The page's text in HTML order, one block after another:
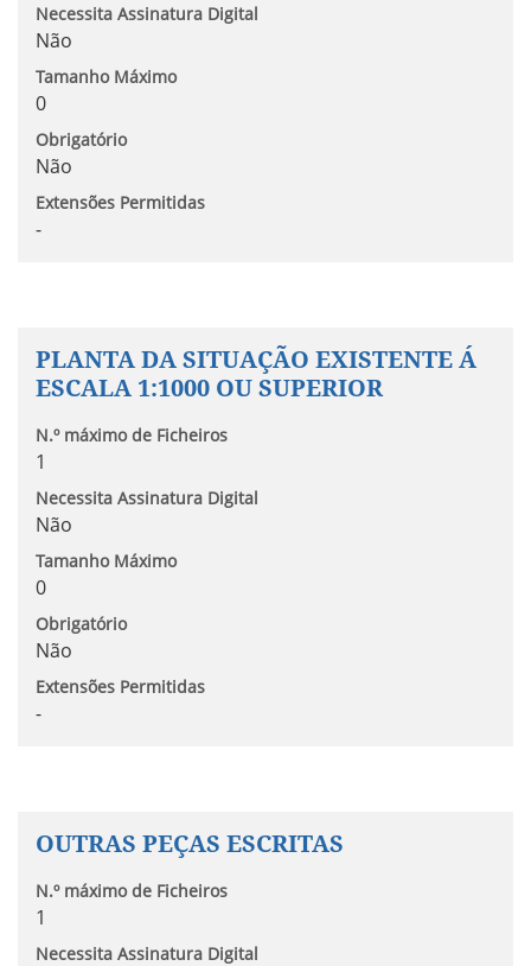
Necessita Assinatura Digital
Não
Tamanho Máximo
0
Obrigatório
Não
Extensões Permitidas
-
PLANTA DA SITUAÇÃO EXISTENTE Á
ESCALA 1:1000 OU SUPERIOR
N.º máximo de Ficheiros
1
Necessita Assinatura Digital
Não
Tamanho Máximo
0
Obrigatório
Não
Extensões Permitidas
-
OUTRAS PEÇAS ESCRITAS
N.º máximo de Ficheiros
1
Necessita Assinatura Digital